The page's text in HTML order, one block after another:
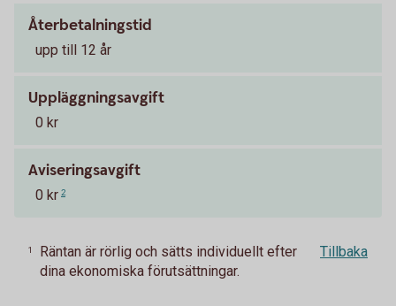
Återbetalningstid
upp till 12 år
Uppläggningsavgift
0 kr
Aviseringsavgift
0 kr 2
1
Räntan är rörlig och sätts individuellt efter
dina ekonomiska förutsättningar.
Tillbaka